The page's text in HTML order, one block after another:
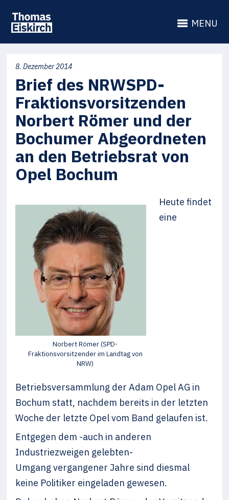
MENU
8. Dezember 2014
Brief des NRWSPD-
Fraktionsvorsitzenden
Norbert Römer und der
Bochumer Abgeordneten
an den Betriebsrat von
Opel Bochum
Norbert Römer (SPD-
Fraktionsvorsitzender im Landtag von
NRW)
Heute findet
eine
Betriebsversammlung der Adam Opel AG in
Bochum statt, nachdem bereits in der letzten
Woche der letzte Opel vom Band gelaufen ist.
Entgegen dem -auch in anderen
Industriezweigen gelebten-
Umgang vergangener Jahre sind diesmal
keine Politiker eingeladen gewesen.